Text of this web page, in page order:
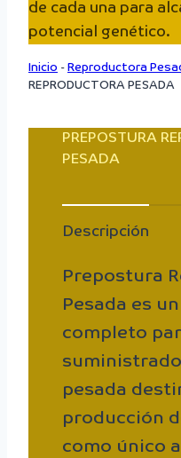
de cada una para
potencial genético.
Inicio - Reproductora
REPRODUCTORA PESADA
PREPOSTURA
PESADA
Descripción
Prepostura
Pesada es
completo
pesada
producción
como único